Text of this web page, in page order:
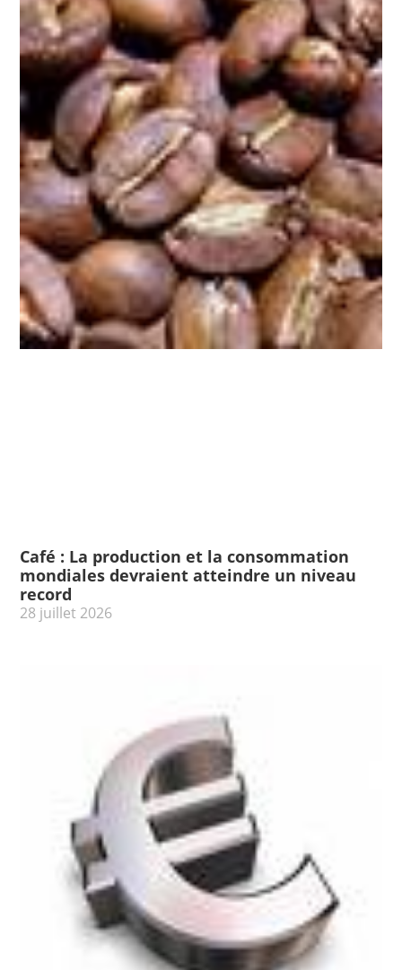
Café : La production et la consommation
mondiales devraient atteindre un niveau
record
28 juillet 2026